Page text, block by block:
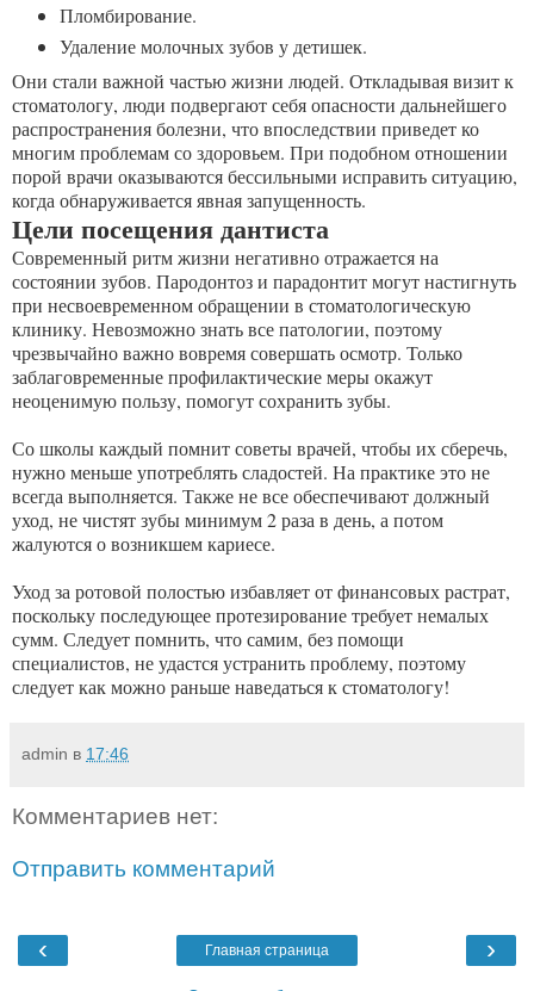
Пломбирование.
Удаление молочных зубов у детишек.
Они стали важной частью жизни людей. Откладывая визит к
стоматологу, люди подвергают себя опасности дальнейшего
распространения болезни, что впоследствии приведет ко
многим проблемам со здоровьем. При подобном отношении
порой врачи оказываются бессильными исправить ситуацию,
когда обнаруживается явная запущенность.
Цели посещения дантиста
Современный ритм жизни негативно отражается на
состоянии зубов. Пародонтоз и парадонтит могут настигнуть
при несвоевременном обращении в стоматологическую
клинику. Невозможно знать все патологии, поэтому
чрезвычайно важно вовремя совершать осмотр. Только
заблаговременные профилактические меры окажут
неоценимую пользу, помогут сохранить зубы.
Со школы каждый помнит советы врачей, чтобы их сберечь,
нужно меньше употреблять сладостей. На практике это не
всегда выполняется. Также не все обеспечивают должный
уход, не чистят зубы минимум 2 раза в день, а потом
жалуются о возникшем кариесе.
Уход за ротовой полостью избавляет от финансовых растрат,
поскольку последующее протезирование требует немалых
сумм. Следует помнить, что самим, без помощи
специалистов, не удастся устранить проблему, поэтому
следует как можно раньше наведаться к стоматологу!
admin в 17:46
Комментариев нет:
Отправить комментарий
‹ ›
Главная страница